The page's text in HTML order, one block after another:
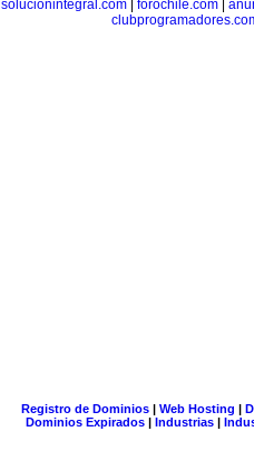
solucionintegral.com| forochile.com|
Registro de Dominios| Web Hosting |
Dominios Expirados | Industrias |